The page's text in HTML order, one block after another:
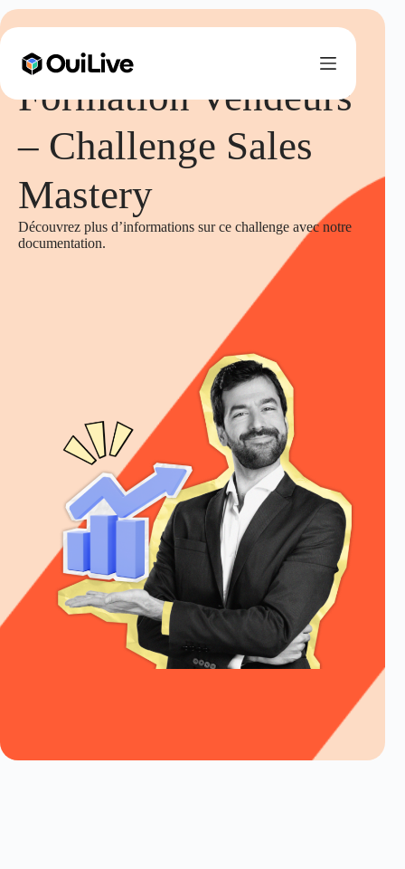
Formation Vendeurs
– Challenge Sales
Mastery
Découvrez plus d’informations sur ce challenge avec notre
documentation.